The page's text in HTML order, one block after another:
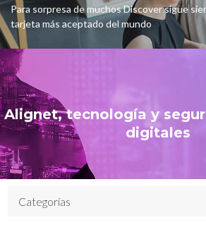
Para sorpresa de muchos Discover sigue
tarjeta más aceptado del mundo
Alignet, tecnología y
digitales